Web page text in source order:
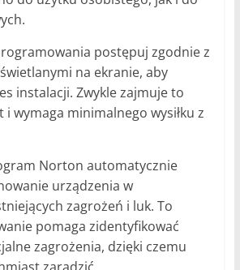
postępuj zgodnie z
na ekranie, aby
instalacji. Zwykle zajmuje to
wymaga minimalnego wysiłku z
Norton automatycznie
urządzenia w
zagrożeń i luk. To
pomaga zidentyfikować
zagrożenia, dzięki czemu